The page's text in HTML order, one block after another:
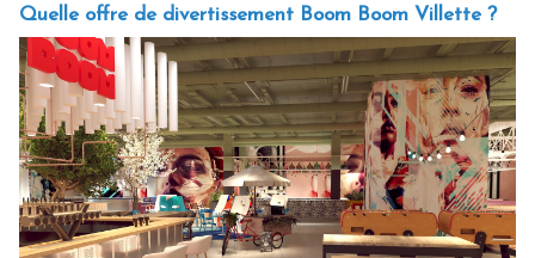
Quelle offre de divertissement Boom Boom Villette ?